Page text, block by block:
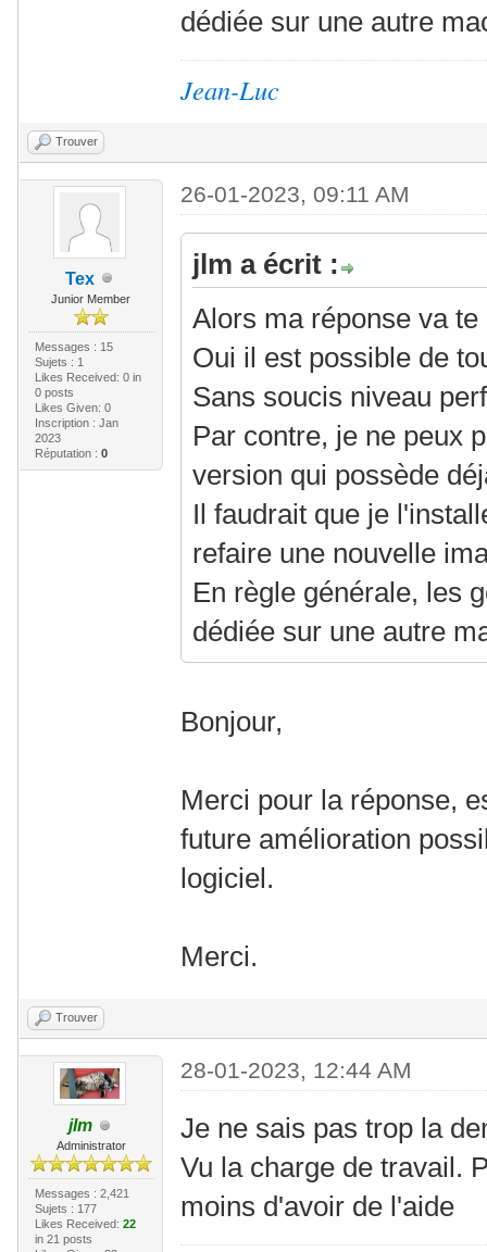
dédiée sur une autre
Jean-Luc
Trouver
Tex
Junior Member
Messages : 15
Sujets : 1
Likes Received: 0in
0 posts
Likes Given: 0
Inscription : Jan
2023
Réputation : 0
26-01-2023, 09:11 AM
jlm a écrit :
Alors ma réponse va te
Oui il est possible de
Sans soucis niveau
Par contre, je ne peux
version qui possède
Il faudrait que je
refaire une nouvelle
En règle générale, les
dédiée sur une autre
Bonjour,
Merci pour la réponse,
future amélioration
logiciel.
Merci.
Trouver
jlm
Administrator
Messages : 2,421
Sujets : 177
Likes Received: 22
in 21 posts
28-01-2023, 12:44 AM
Je ne sais pas trop la
Vu la charge de travail.
moins d'avoir de l'aide